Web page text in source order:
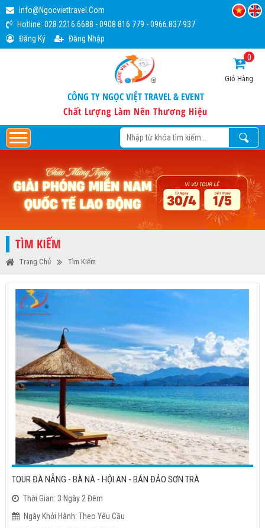
Info@ngocviettravel.com
Hotline: 028.2216.6688 -0908.816.779 -0966.837.937
Đăng Ký
Đăng Nhập
CÔNG TY NGỌC VIỆT TRAVEL & EVENT
Chất Lượng Làm Nên Thương Hiệu
Giỏ Hàng
0
TÌM KIẾM
Trang Chủ Tìm Kiếm
TOUR ĐÀ NẴNG - BÀ NÀ - HỘI AN - BÁN ĐẢO SƠN TRÀ
Thời Gian: 3 Ngày 2 Đêm
Ngày Khởi Hành: Theo Yêu Cầu